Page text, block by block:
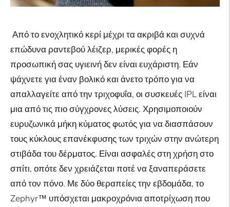
Από το ενοχλητικό κερί μέχρι τα ακριβά και συχνά
επώδυνα ραντεβού λέιζερ, μερικές φορές η
προσωπική σας υγιεινή δεν είναι ευχάριστη. Εάν
ψάχνετε για έναν βολικό και άνετο τρόπο για να
απαλλαγείτε από την τριχοφυΐα, οι συσκευές IPL είναι
μια από τις πιο σύγχρονες λύσεις. Χρησιμοποιούν
ευρυζωνικά μήκη κύματος φωτός για να διασπάσουν
τους κύκλους επανέκφυσης των τριχών στην ανώτερη
στιβάδα του δέρματος. Είναι ασφαλές στη χρήση στο
σπίτι, οπότε δεν χρειάζεται ποτέ να ξαναπεράσετε
από τον πόνο. Με δύο θεραπείες την εβδομάδα, το
Zephyr™ υπόσχεται μακροχρόνια αποτρίχωση που